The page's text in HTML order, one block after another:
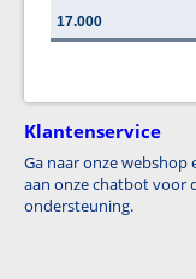
17.000
Klantenservice
Ga naar onze webshop
aan onze chatbot voor
ondersteuning.